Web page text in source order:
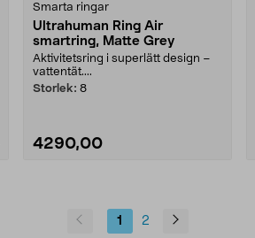
Smarta ringar
Ultrahuman Ring Air
smartring, Matte Grey
Aktivitetsring i superlätt design –
vattentät....
Storlek: 8
4290,00
1 2